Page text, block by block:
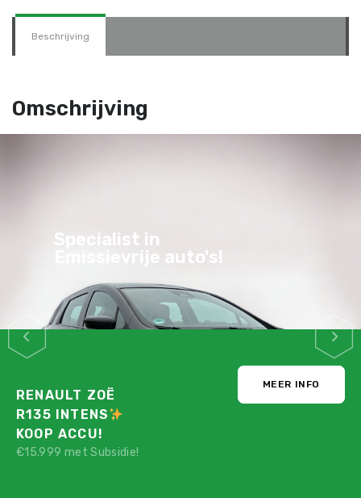
Beschrijving
Omschrijving
Specialist in
Emissievrije auto's!
RENAULT ZOË
R135 INTENS
KOOP ACCU!
€15.999 met Subsidie!
MEER INFO